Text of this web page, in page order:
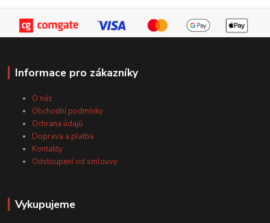
Informace pro zákazníky
O nás
Obchodní podmínky
Ochrana údajů
Doprava a platba
Kontakty
Odstoupení od smlouvy
Vykupujeme